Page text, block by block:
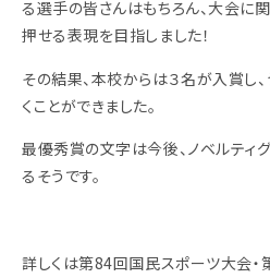
る選手の皆さんはもちろん、大会に
押せる表現を目指しました！
その結果、本校からは３名が入賞し
くことができました。
最優秀賞の文字は今後、ノベルティ
るそうです。
詳しくは第84回国民スポーツ大会